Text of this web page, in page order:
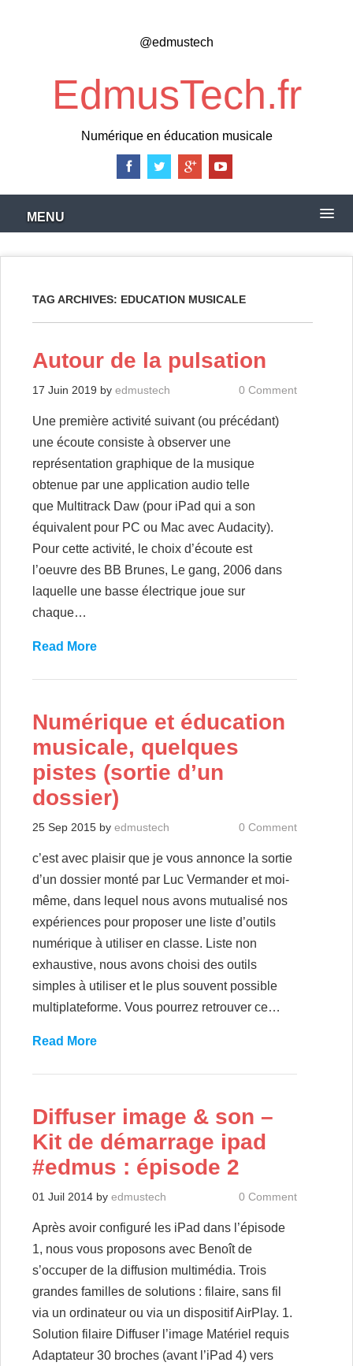
@edmustech
EdmusTech.fr
Numérique en éducation musicale
MENU
TAG ARCHIVES: EDUCATION MUSICALE
Autour de la pulsation
17 Juin 2019 by edmustech 0 Comment
Une première activité suivant (ou précédant)
une écoute consiste à observer une
représentation graphique de la musique
obtenue par une application audio telle
que Multitrack Daw (pour iPad qui a son
équivalent pour PC ou Mac avec Audacity).
Pour cette activité, le choix d’écoute est
l’oeuvre des BB Brunes, Le gang, 2006 dans
laquelle une basse électrique joue sur
chaque…
Read More
Numérique et éducation
musicale, quelques
pistes (sortie d’un
dossier)
25 Sep 2015 by edmustech 0 Comment
c’est avec plaisir que je vous annonce la sortie
d’un dossier monté par Luc Vermander et moi-
même, dans lequel nous avons mutualisé nos
expériences pour proposer une liste d’outils
numérique à utiliser en classe. Liste non
exhaustive, nous avons choisi des outils
simples à utiliser et le plus souvent possible
multiplateforme. Vous pourrez retrouver ce…
Read More
Diffuser image & son –
Kit de démarrage ipad
#edmus : épisode 2
01 Juil 2014 by edmustech 0 Comment
Après avoir configuré les iPad dans l’épisode
1, nous vous proposons avec Benoît de
s’occuper de la diffusion multimédia. Trois
grandes familles de solutions : filaire, sans fil
via un ordinateur ou via un dispositif AirPlay. 1.
Solution filaire Diffuser l’image Matériel requis
Adaptateur 30 broches (avant l’iPad 4) vers